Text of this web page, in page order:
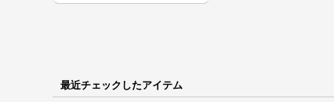
最近チェックしたアイテム